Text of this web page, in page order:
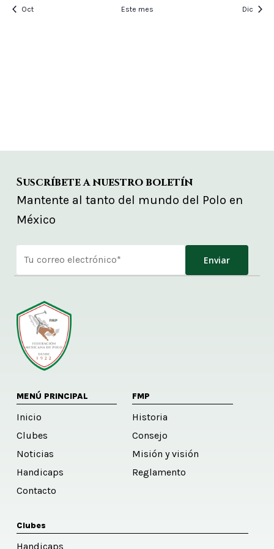
Oct Este mes Dic
Suscríbete a nuestro boletín
Mantente al tanto del mundo del Polo en
México
MENÚ PRINCIPAL
Inicio
Clubes
Noticias
Handicaps
Contacto
FMP
Historia
Consejo
Misión y visión
Reglamento
Clubes
Handicaps